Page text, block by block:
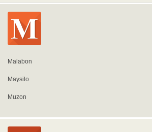
Malabon
Maysilo
Muzon